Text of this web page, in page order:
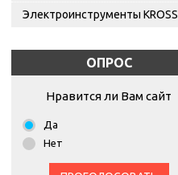
Электроинструменты KROSS
ОПРОС
Нравится ли Вам сайт
Да
Нет